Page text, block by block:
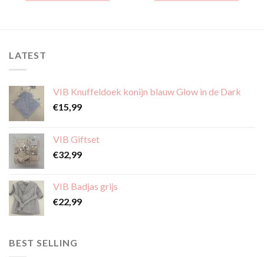
kan
gekozen
de
productpagina
kan
LATEST
VIB Knuffeldoek konijn blauw Glow in de Dark
€15,99
VIB Giftset
€32,99
VIB Badjas grijs
€22,99
BEST SELLING